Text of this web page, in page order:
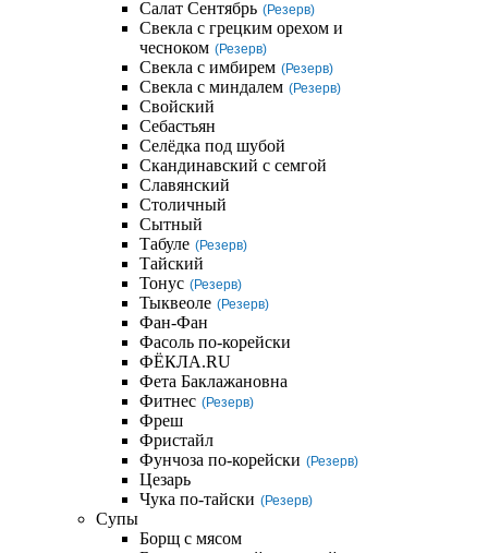
Салат Сентябрь (Резерв)
Свекла с грецким орехом и
чесноком (Резерв)
Свекла с имбирем (Резерв)
Свекла с миндалем (Резерв)
Свойский
Себастьян
Селёдка под шубой
Скандинавский с семгой
Славянский
Столичный
Сытный
Табуле (Резерв)
Тайский
Тонус (Резерв)
Тыквеоле (Резерв)
Фан-Фан
Фасоль по-корейски
ФЁКЛА.RU
Фета Баклажановна
Фитнес (Резерв)
Фреш
Фристайл
Фунчоза по-корейски (Резерв)
Цезарь
Чука по-тайски (Резерв)
Супы
Борщ с мясом